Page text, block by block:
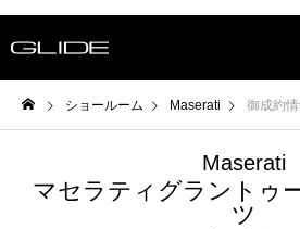
ショールーム Maserati 御成約
Maserati
マセラティグラントゥ
ツ